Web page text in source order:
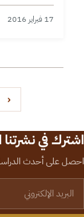
17 فبراير 2016
‹
اشترك في نشرتنا
احصل على أحدث